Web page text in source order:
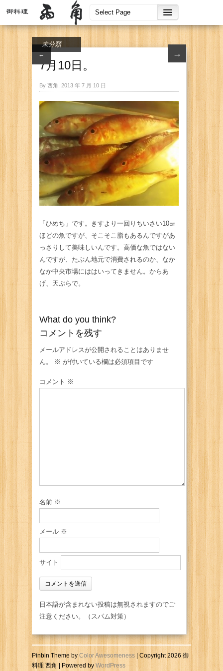
← →
未分類
7月10日。
By 西角, 2013 年 7 月 10 日
「ひめち」です。きすより一回りちいさい10㎝
ほどの魚ですが、そこそこ脂もあるんですがあ
っさりして美味しいんです。高価な魚ではない
んですが、たぶん地元で消費されるのか、なか
なか中央市場にははいってきません。からあ
げ、天ぷらで。
What do you think?
コメントを残す
メールアドレスが公開されることはありませ
ん。
※ が付いている欄は必須項目です
コメント ※
名前 ※
メール ※
サイト
日本語が含まれない投稿は無視されますのでご
注意ください。（スパム対策）
Pinbin Theme by Color Awesomeness| Copyright 2026 御
料理 西角 | Powered by WordPress